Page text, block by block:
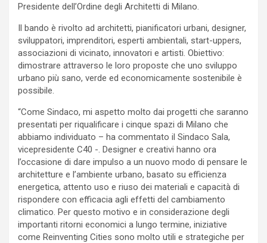
Presidente dell’Ordine degli Architetti di Milano.
Il bando è rivolto ad architetti, pianificatori urbani, designer,
sviluppatori, imprenditori, esperti ambientali, start-uppers,
associazioni di vicinato, innovatori e artisti. Obiettivo:
dimostrare attraverso le loro proposte che uno sviluppo
urbano più sano, verde ed economicamente sostenibile è
possibile.
“Come Sindaco, mi aspetto molto dai progetti che saranno
presentati per riqualificare i cinque spazi di Milano che
abbiamo individuato – ha commentato il Sindaco Sala,
vicepresidente C40 -. Designer e creativi hanno ora
l’occasione di dare impulso a un nuovo modo di pensare le
architetture e l’ambiente urbano, basato su efficienza
energetica, attento uso e riuso dei materiali e capacità di
rispondere con efficacia agli effetti del cambiamento
climatico. Per questo motivo e in considerazione degli
importanti ritorni economici a lungo termine, iniziative
come Reinventing Cities sono molto utili e strategiche per